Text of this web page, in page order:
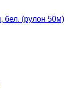
бел. (рулон 50м)